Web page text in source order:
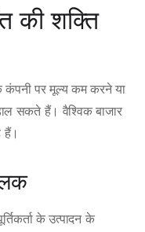
की शक्ति
कंपनी पर मूल्य कम करने या
सकते हैं। वैश्विक बाजार
हैं।
के उत्पादन के